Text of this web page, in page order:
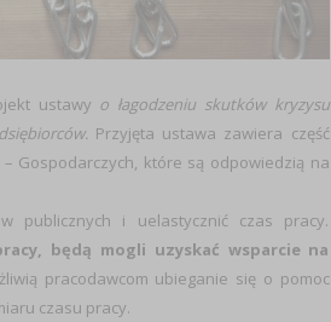
ustawy o łagodzeniu skutków kryzysu
Przyjęta ustawa zawiera część
Gospodarczych, które są odpowiedzią na
publicznych i uelastycznić czas pracy.
będą mogli uzyskać wsparcie na
pracodawcom ubieganie się o pomoc
czasu pracy.